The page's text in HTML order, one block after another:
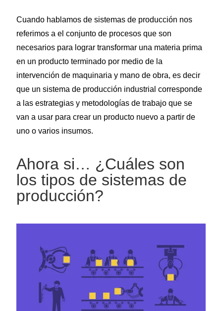
Cuando hablamos de sistemas de producción nos
referimos a el conjunto de procesos que son
necesarios para lograr transformar una materia prima
en un producto terminado por medio de la
intervención de maquinaria y mano de obra, es decir
que un sistema de producción industrial corresponde
a las estrategias y metodologías de trabajo que se
van a usar para crear un producto nuevo a partir de
uno o varios insumos.
Ahora si… ¿Cuáles son
los tipos de sistemas de
producción?